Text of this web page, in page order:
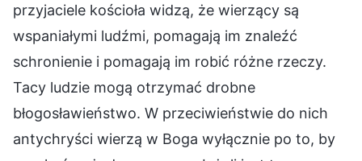
przyjaciele kościoła widzą, że wierzący są
wspaniałymi ludźmi, pomagają im znaleźć
schronienie i pomagają im robić różne rzeczy.
Tacy ludzie mogą otrzymać drobne
błogosławieństwo. W przeciwieństwie do nich
antychryści wierzą w Boga wyłącznie po to, by